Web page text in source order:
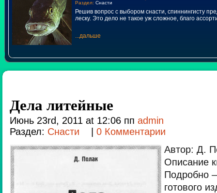
Раздел: Снасти
Решив вопрос с выбором снасти, спиннингисту
леску. Это дело не такое уж сложное, благо
...дальше
Дела литейные
Июнь 23rd, 2011 at 12:06 пп admin
Раздел: Снасти
0 Комментарии
Автор: Д.
Описание
Подробно
готового